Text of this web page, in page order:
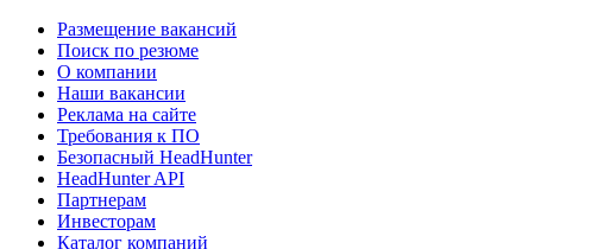
Размещение вакансий
Поиск по резюме
О компании
Наши вакансии
Реклама на сайте
Требования к ПО
Безопасный HeadHunter
HeadHunter API
Партнерам
Инвесторам
Каталог компаний